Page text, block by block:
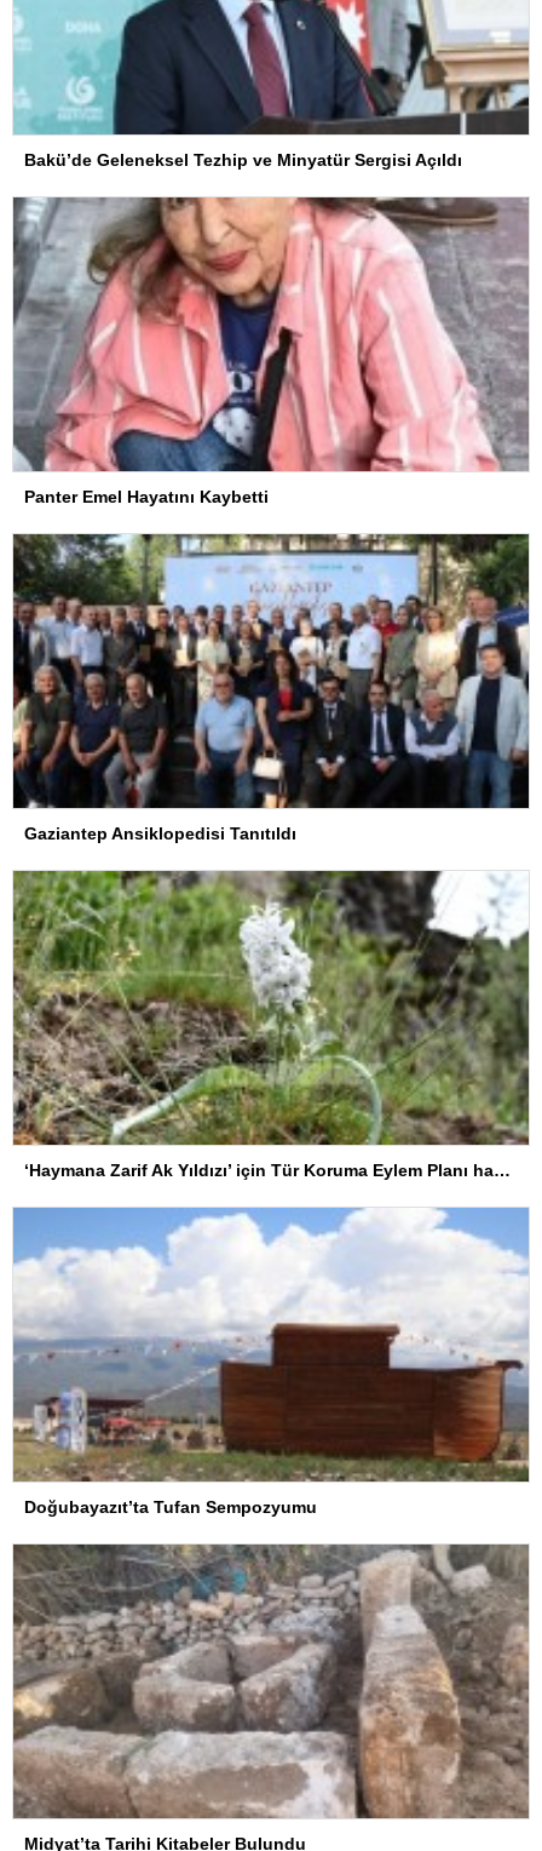
Bakü’de Geleneksel Tezhip ve Minyatür Sergisi Açıldı
Panter Emel Hayatını Kaybetti
Gaziantep Ansiklopedisi Tanıtıldı
‘Haymana Zarif Ak Yıldızı’ için Tür Koruma Eylem Planı hayata geçirildi
Doğubayazıt’ta Tufan Sempozyumu
Midyat’ta Tarihi Kitabeler Bulundu